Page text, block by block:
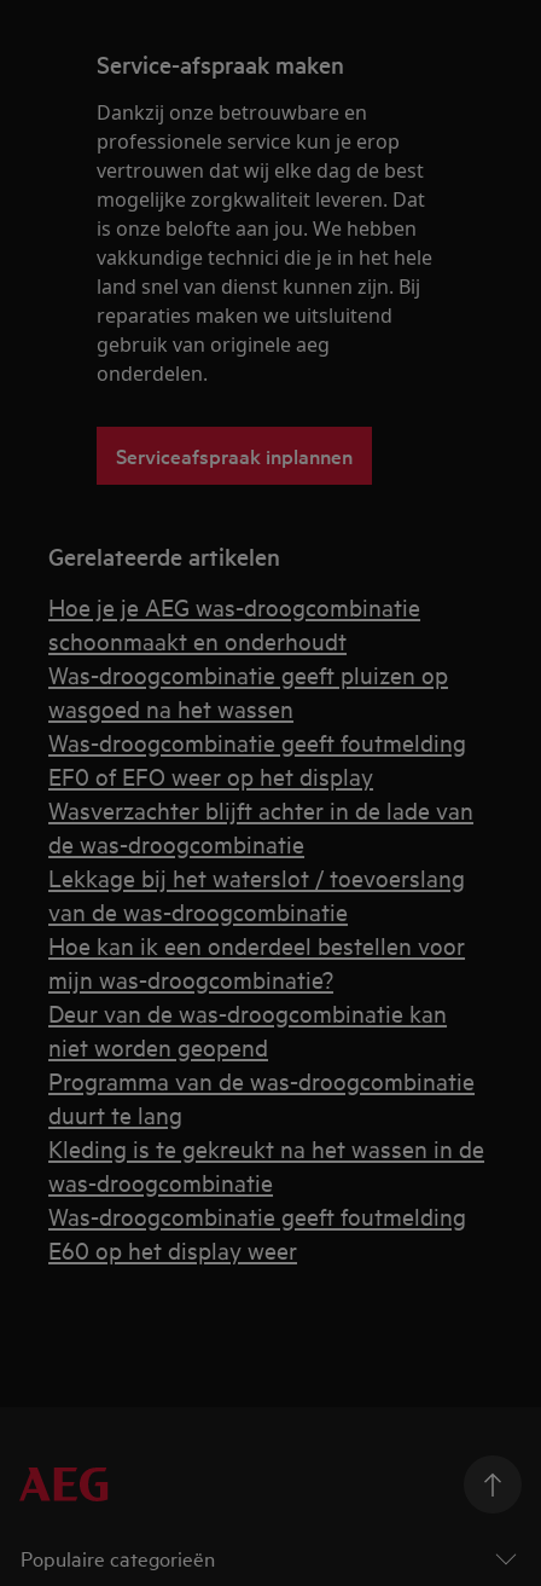
Service-afspraak maken
Dankzij onze betrouwbare en
professionele service kun je erop
vertrouwen dat wij elke dag de best
mogelijke zorgkwaliteit leveren. Dat
is onze belofte aan jou. We hebben
vakkundige technici die je in het hele
land snel van dienst kunnen zijn. Bij
reparaties maken we uitsluitend
gebruik van originele aeg
onderdelen.
Serviceafspraak inplannen
Gerelateerde artikelen
Hoe je je AEG was-droogcombinatie
schoonmaakt en onderhoudt
Was-droogcombinatie geeft pluizen op
wasgoed na het wassen
Was-droogcombinatie geeft foutmelding
EF0 of EFO weer op het display
Wasverzachter blijft achter in de lade van
de was-droogcombinatie
Lekkage bij het waterslot / toevoerslang
van de was-droogcombinatie
Hoe kan ik een onderdeel bestellen voor
mijn was-droogcombinatie?
Deur van de was-droogcombinatie kan
niet worden geopend
Programma van de was-droogcombinatie
duurt te lang
Kleding is te gekreukt na het wassen in de
was-droogcombinatie
Was-droogcombinatie geeft foutmelding
E60 op het display weer
Populaire categorieën